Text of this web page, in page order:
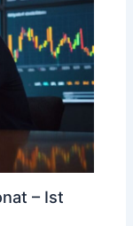
– Ist